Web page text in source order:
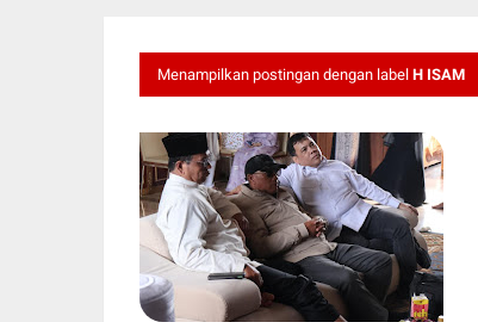
Menampilkan postingan dengan label H ISAM